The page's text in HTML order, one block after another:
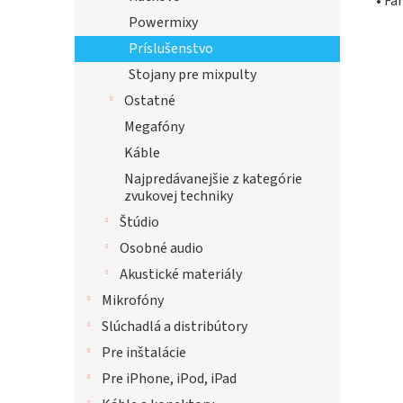
Powermixy
Príslušenstvo
Stojany pre mixpulty
Ostatné
Megafóny
Káble
Najpredávanejšie z kategórie
zvukovej techniky
Štúdio
Osobné audio
Akustické materiály
Mikrofóny
Slúchadlá a distribútory
Pre inštalácie
Pre iPhone, iPod, iPad